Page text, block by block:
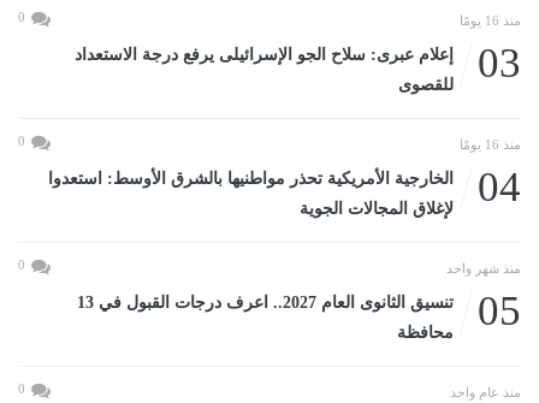
منذ 16 يومًا 0
03
إعلام عبرى: سلاح الجو الإسرائيلى يرفع درجة الاستعداد
للقصوى
منذ 16 يومًا 0
04
الخارجية الأمريكية تحذر مواطنيها بالشرق الأوسط: استعدوا
لإغلاق المجالات الجوية
منذ شهر واحد 0
05
تنسيق الثانوى العام 2027.. اعرف درجات القبول في 13
محافظة
منذ عام واحد 0